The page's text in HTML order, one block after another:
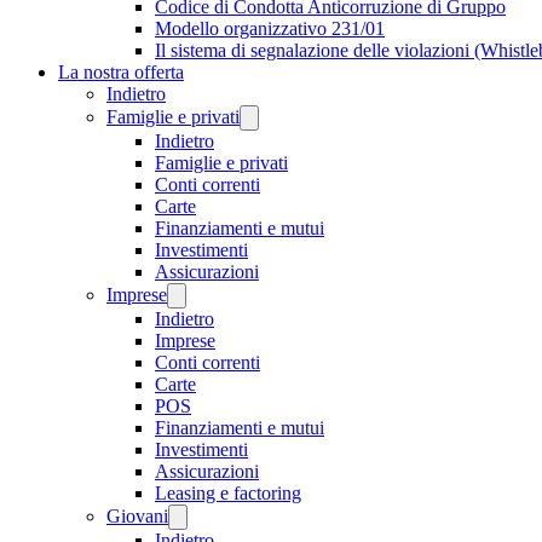
Codice di Condotta Anticorruzione di Gruppo
Modello organizzativo 231/01
Il sistema di segnalazione delle violazioni
La nostra offerta
Indietro
Famiglie e privati
Indietro
Famiglie e privati
Conti correnti
Carte
Finanziamenti e mutui
Investimenti
Assicurazioni
Imprese
Indietro
Imprese
Conti correnti
Carte
POS
Finanziamenti e mutui
Investimenti
Assicurazioni
Leasing e factoring
Giovani